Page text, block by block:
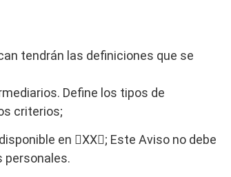
tendrán las definiciones que se
Define los tipos de
criterios;
en XX; Este Aviso no debe
personales.